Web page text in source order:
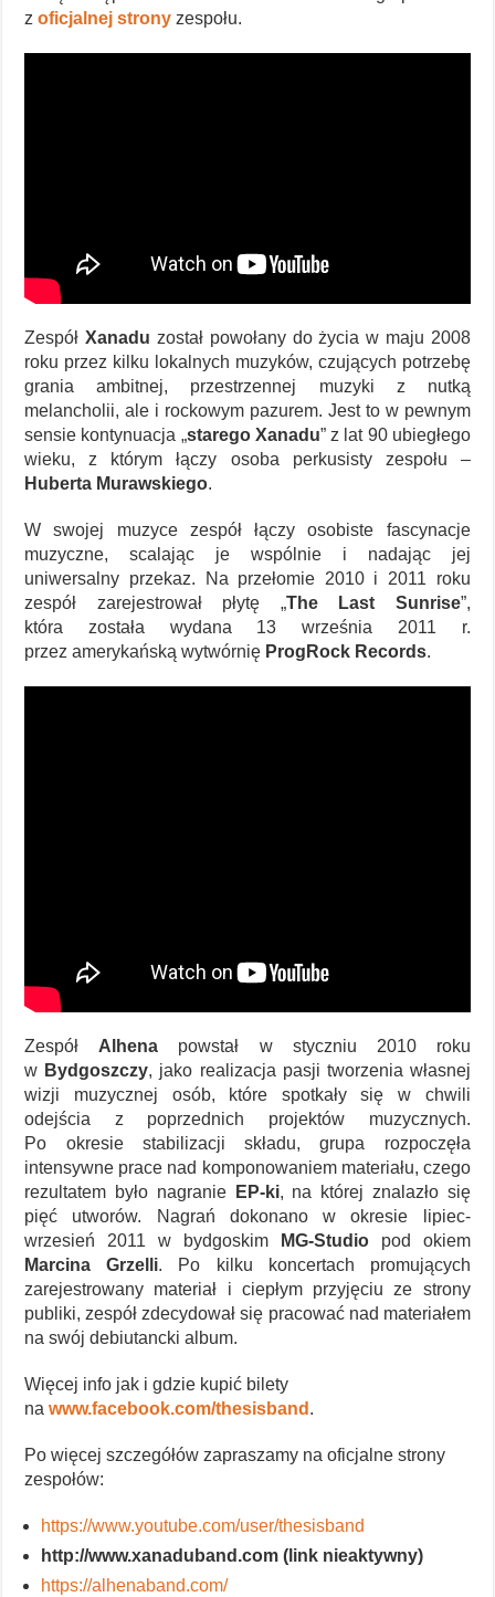
zoficjalnej strony zespołu.
ZespółXanadu został powołany do życia w maju 2008
roku przez kilku lokalnych muzyków, czujących potrzebę
grania ambitnej, przestrzennej muzyki z nutką
melancholii, ale i rockowym pazurem. Jest to w pewnym
sensie kontynuacja „starego Xanadu” z lat 90 ubiegłego
wieku, z którym łączy osoba perkusisty zespołu –
Huberta Murawskiego.
W swojej muzyce zespół łączy osobiste fascynacje
muzyczne, scalając je wspólnie i nadając jej
uniwersalny przekaz. Na przełomie 2010 i 2011 roku
zespół zarejestrował płytę „The Last Sunrise”,
która została wydana 13 września 2011 r.
przez amerykańską wytwórnię ProgRock Records.
Zespół Alhena powstał w styczniu 2010 roku
w Bydgoszczy, jako realizacja pasji tworzenia własnej
wizji muzycznej osób, które spotkały się w chwili
odejścia z poprzednich projektów muzycznych.
Po okresie stabilizacji składu, grupa rozpoczęła
intensywne prace nad komponowaniem materiału, czego
rezultatem było nagranie
EP-ki, na której znalazło się
pięć utworów. Nagrań dokonano w okresie lipiec-
wrzesień 2011 w bydgoskim
MG-Studiopod okiem
Marcina Grzelli. Po kilku koncertach promujących
zarejestrowany materiał i ciepłym przyjęciu ze strony
publiki, zespół zdecydował się pracować nad materiałem
na swój debiutancki album.
Więcej info jak i gdzie kupić bilety
nawww.facebook.com/thesisband .
Po więcej szczegółów zapraszamy na oficjalne strony
zespołów:
https://www.youtube.com/user/thesisband
http://www.xanaduband.com (link nieaktywny)
https://alhenaband.com/